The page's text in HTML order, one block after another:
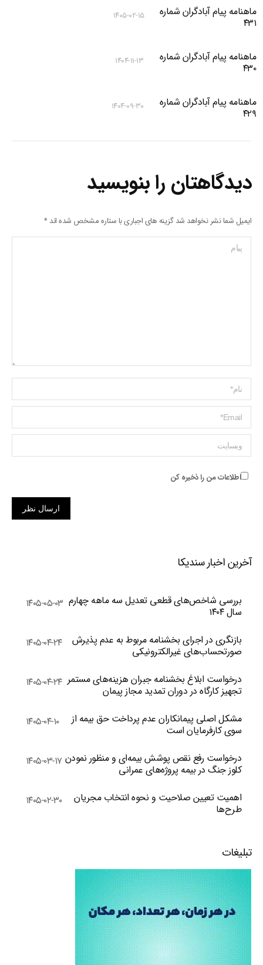
ماهنامه پیام آبادگران شماره
۴۳۱
۱۴۰۵-۰۲-۱۵
ماهنامه پیام آبادگران شماره
۴۳۰
۱۴۰۴-۱۱-۱۳
ماهنامه پیام آبادگران شماره
۴۲۹
۱۴۰۴-۰۹-۳۰
دیدگاهتان را بنویسید
ایمیل شما نشر نخواهد شد گزینه های اجباری با ستاره مشخص شده اند*
پیام
Name *
ایمیل *
وبسایت
اطلاعات من را ذخیره کن
ارسال نظر
آخرین اخبار سندیکا
بررسی شاخص‌های قطعی تعدیل سه ماهه چهارم
سال ۱۴۰۴
۱۴۰۵-۰۵-۰۳
بازنگری در اجرای بخشنامه مربوط به عدم پذیرش
صورتحساب‌های غیرالکترونیکی
۱۴۰۵-۰۴-۲۴
درخواست ابلاغ بخشنامه جبران هزینه‌های مستمر
تجهیز کارگاه در دوران تمدید مجاز پیمان
۱۴۰۵-۰۴-۲۴
مشکل اصلی پیمانکاران عدم پرداخت حق بیمه از
سوی کارفرمایان است
۱۴۰۵-۰۴-۱۰
درخواست رفع نقص پوشش بیمه‌ای و منظور نمودن
کلوز جنگ در بیمه پروژه‌های عمرانی
۱۴۰۵-۰۳-۱۷
اهمیت تعیین صلاحیت و نحوه انتخاب مجریان
طرح‌ها
۱۴۰۵-۰۲-۳۰
تبلیغات